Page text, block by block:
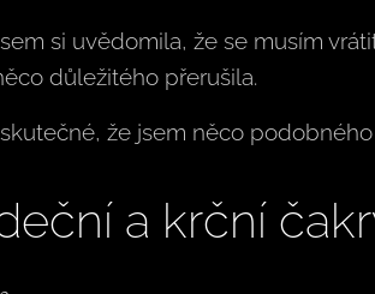
si uvědomila, že se musím
důležitého přerušila.
že jsem něco
a krční